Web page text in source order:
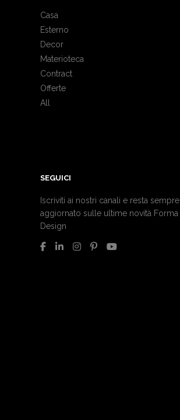
Casa
Esterno
Decor
Materioteca
Contract
Offerte
All
SEGUICI
Iscriviti ai nostri canali e resta sempre
aggiornato sulle ultime novità Forma
Design